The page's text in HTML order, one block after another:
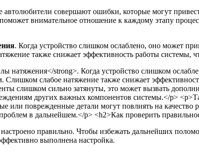
автолюбители совершают ошибки, которые могут
внимательное отношение к каждому этапу
. Когда устройство слишком ослаблено, оно может
также снижает эффективность работы системы,
правильно. Чтобы избежать дальнейших
выполнена настройка.